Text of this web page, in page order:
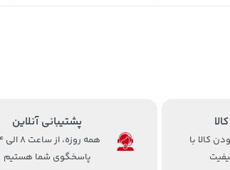
کالا با
پشتیبانی آنلاین
همه
پاسخگوی شما هستیم